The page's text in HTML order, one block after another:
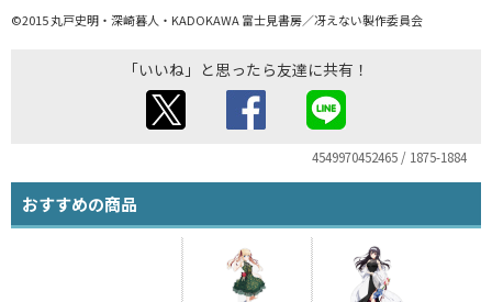
©2015 丸戸史明・深崎暮人・KADOKAWA 富士見書房／冴えない製作委員会
「いいね」と思ったら友達に共有！
4549970452465 / 1875-1884
おすすめの商品